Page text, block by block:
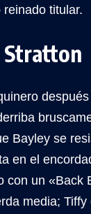
titular.
Bayley se
en el
con un «Back
media;